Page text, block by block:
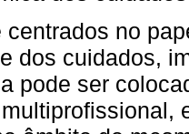
centrados no
dos cuidados,
pode ser